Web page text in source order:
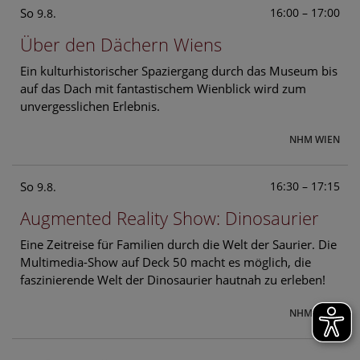
So 9.8. 16:00 – 17:00
Über den Dächern Wiens
Ein kulturhistorischer Spaziergang durch das Museum bis
auf das Dach mit fantastischem Wienblick wird zum
unvergesslichen Erlebnis.
NHM WIEN
So 9.8. 16:30 – 17:15
Augmented Reality Show: Dinosaurier
Eine Zeitreise für Familien durch die Welt der Saurier. Die
Multimedia-Show auf Deck 50 macht es möglich, die
faszinierende Welt der Dinosaurier hautnah zu erleben!
NHM WIEN